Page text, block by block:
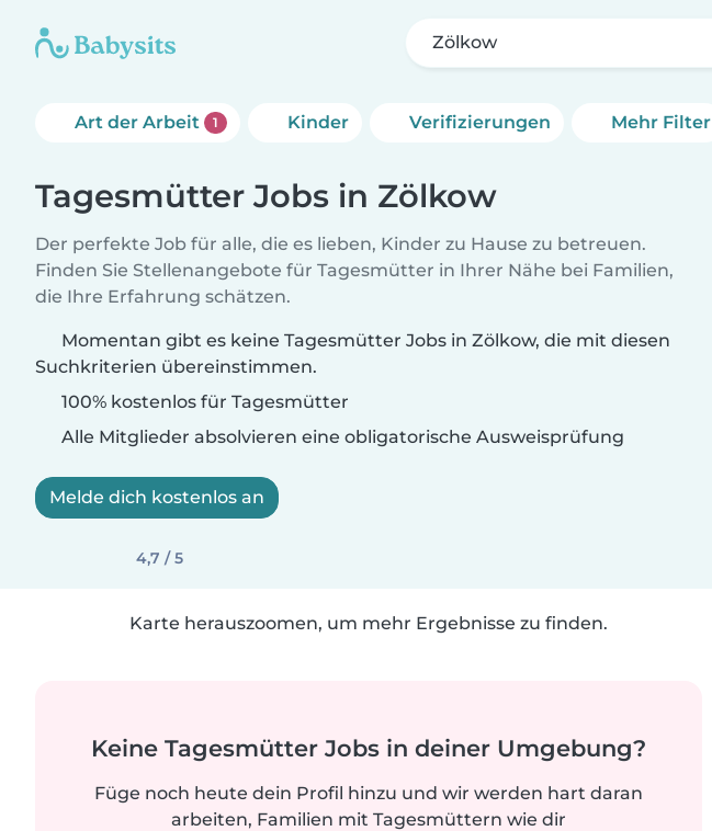
Zölkow
Art der Arbeit 1 Kinder Verifizierungen Mehr Filter
Tagesmütter Jobs in Zölkow
Der perfekte Job für alle, die es lieben, Kinder zu Hause zu betreuen.
Finden Sie Stellenangebote für Tagesmütter in Ihrer Nähe bei Familien,
die Ihre Erfahrung schätzen.
Momentan gibt es keine Tagesmütter Jobs in Zölkow, die mit diesen
Suchkriterien übereinstimmen.
100% kostenlos für Tagesmütter
Alle Mitglieder absolvieren eine obligatorische Ausweisprüfung
Melde dich kostenlos an
4,7 / 5
Karte herauszoomen, um mehr Ergebnisse zu finden.
Keine Tagesmütter Jobs in deiner Umgebung?
Füge noch heute dein Profil hinzu und wir werden hart daran
arbeiten, Familien mit Tagesmüttern wie dir